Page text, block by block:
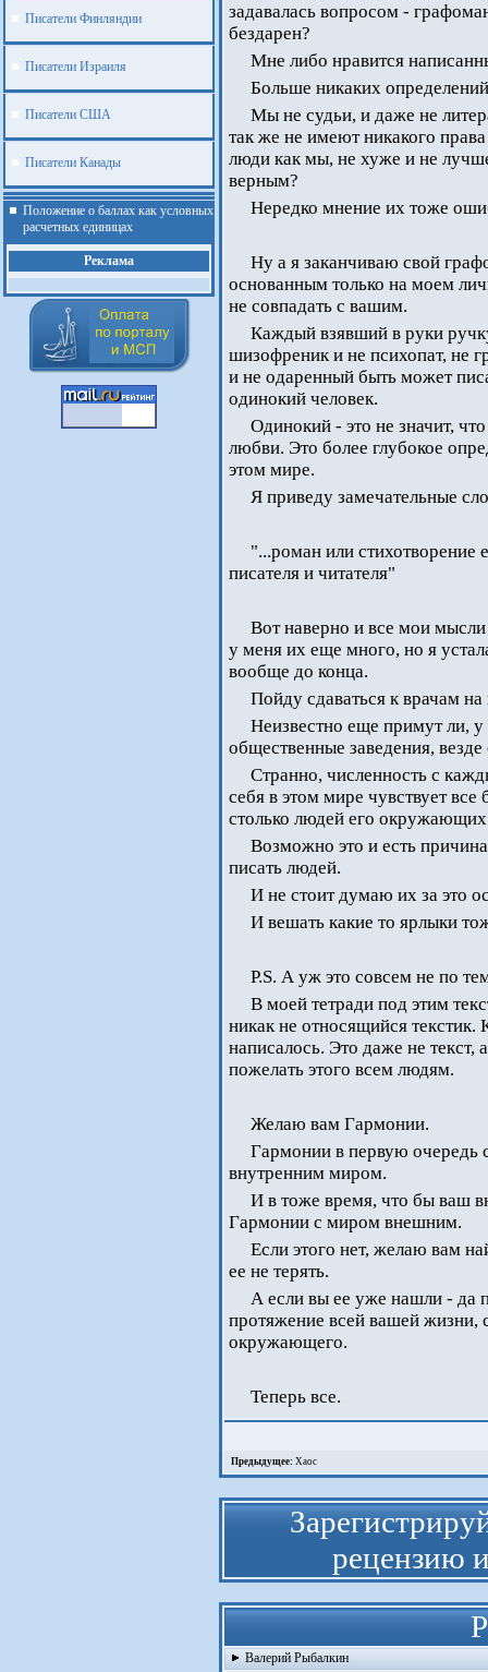
Писатели Финляндии
Писатели Израиля
Писатели США
Писатели Канады
Положение о баллах как условных
расчетных единицах
Реклама
задавалась вопросом -
бездарен?
Мне либо нравится
Больше никаких
Мы не судьи, и даже не
так же не имеют никакого
люди как мы, не хуже и не
верным?
Нередко мнение их тоже
Ну а я заканчиваю свой
основанным только на моем
не совпадать с вашим.
Каждый взявший в руки
шизофреник и не психопат, не
и не одаренный быть может
одинокий человек.
Одинокий - это не значит,
любви. Это более глубокое
этом мире.
Я приведу замечательные
"...роман или стихотворение
писателя и читателя"
Вот наверно и все мои
у меня их еще много, но я
вообще до конца.
Пойду сдаваться к врачам
Неизвестно еще примут ли,
общественные заведения,
Странно, численность с
себя в этом мире чувствует
столько людей его
Возможно это и есть
писать людей.
И не стоит думаю их за это
И вешать какие то ярлыки
P.S. А уж это совсем не по
В моей тетради под этим
никак не относящийся
написалось. Это даже не
пожелать этого всем людям.
Желаю вам Гармонии.
Гармонии в первую очередь
внутренним миром.
И в тоже время, что бы ваш
Гармонии с миром внешним.
Если этого нет, желаю вам
ее не терять.
А если вы ее уже нашли - да
протяжение всей вашей жизни,
окружающего.
Теперь все.
Предыдущее: Хаос
рецензию
Валерий Рыбалкин